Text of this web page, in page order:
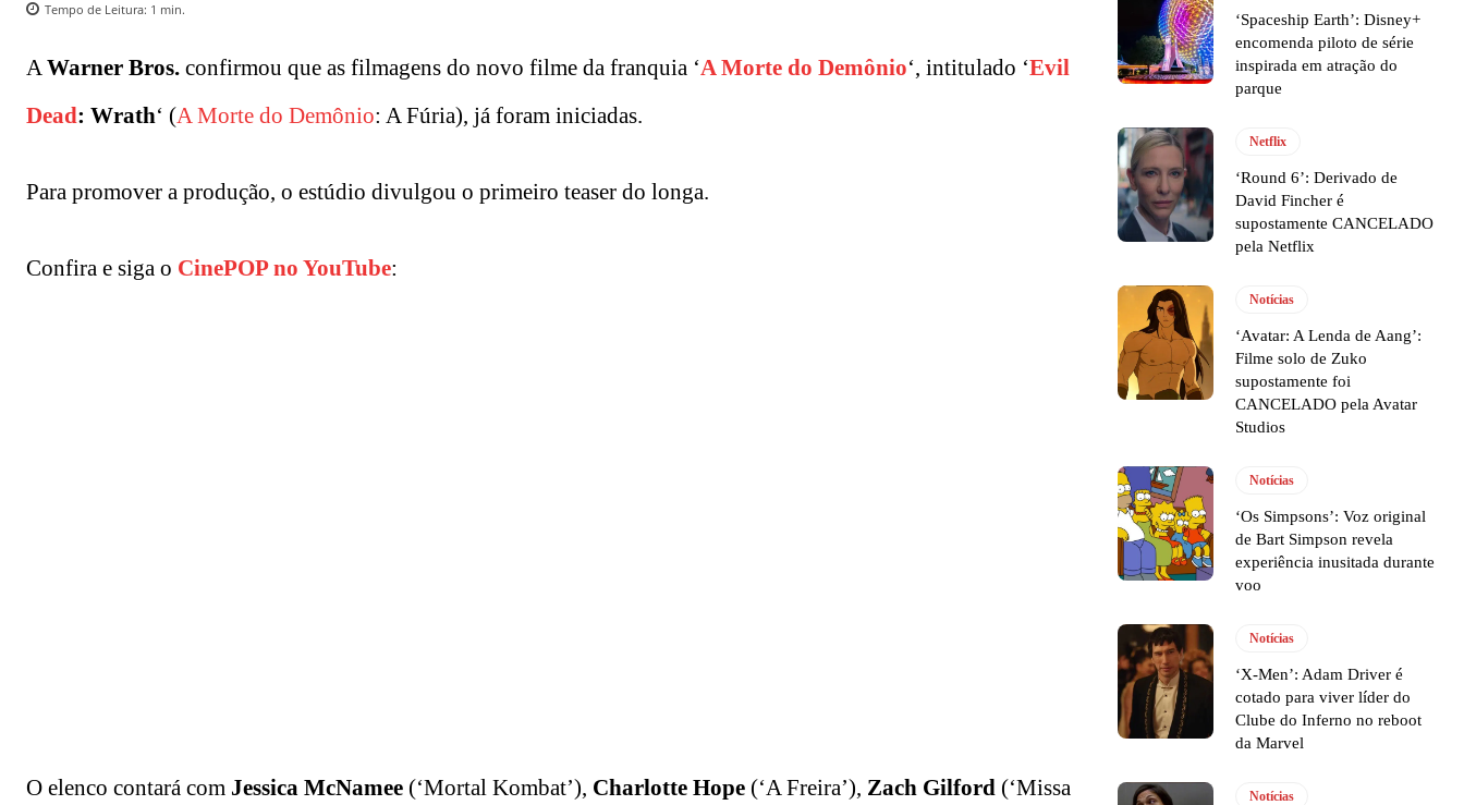
Tempo de Leitura: 1 min.
AWarner Bros. confirmou que as filmagens do novo filme da franquia ‘A Morte do Demônio‘, intitulado ‘Evil
Dead: Wrath‘ (A Morte do Demônio: A Fúria), já foram iniciadas.
Para promover a produção, o estúdio divulgou o primeiro teaser do longa.
Confira e siga o CinePOP no YouTube:
O elenco contará com Jessica McNamee (‘Mortal Kombat’), Charlotte Hope (‘A Freira’), Zach Gilford (‘Missa
‘Spaceship Earth’: Disney+
encomenda piloto de série
inspirada em atração do
parque
Netflix
‘Round 6’: Derivado de
David Fincher é
supostamente CANCELADO
pela Netflix
Notícias
‘Avatar: A Lenda de Aang’:
Filme solo de Zuko
supostamente foi
CANCELADO pela Avatar
Studios
Notícias
‘Os Simpsons’: Voz original
de Bart Simpson revela
experiência inusitada durante
voo
Notícias
‘X-Men’: Adam Driver é
cotado para viver líder do
Clube do Inferno no reboot
da Marvel
Notícias